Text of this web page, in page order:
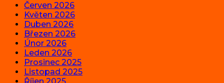
Červen 2026
Květen 2026
Duben 2026
Březen 2026
Únor 2026
Leden 2026
Prosinec 2025
Listopad 2025